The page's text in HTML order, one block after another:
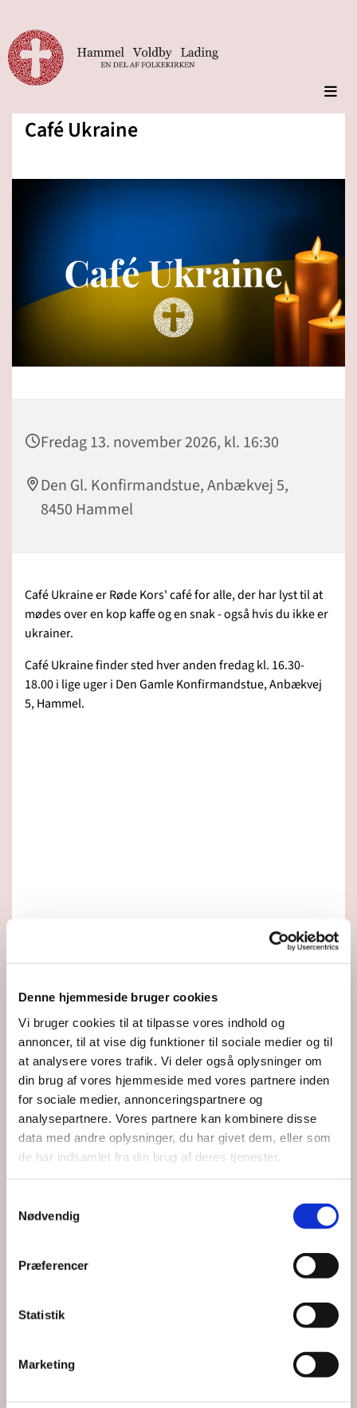
Denne hjemmeside bruger cookies
Vi bruger cookies til at tilpasse vores indhold og
annoncer, til at vise dig funktioner til sociale medier og til
at analysere vores trafik. Vi deler også oplysninger om
din brug af vores hjemmeside med vores partnere inden
for sociale medier, annonceringspartnere og
analysepartnere. Vores partnere kan kombinere disse
data med andre oplysninger, du har givet dem, eller som
de har indsamlet fra din brug af deres tjenester.
Nødvendig
Præferencer
Statistik
Marketing
Café Ukraine
Fredag 13. november 2026, kl. 16:30
Den Gl. Konfirmandstue, Anbækvej 5,
8450 Hammel
Café Ukraine er Røde Kors' café for alle, der har lyst til at
mødes over en kop kaffe og en snak - også hvis du ikke er
ukrainer.
Café Ukraine finder sted hver anden fredag kl. 16.30-
18.00 i lige uger i Den Gamle Konfirmandstue, Anbækvej
5, Hammel.
Du vil måske også kunne lide...